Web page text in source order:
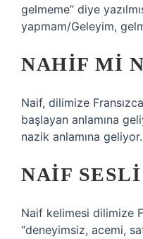
gelmeme” diye
yapmam/Geleyim,
NAHIF MI
Naif, dilimize
başlayan anlamına
nazik anlamına geliyor.
NAIF
Naif kelimesi dilimize
“deneyimsiz, acemi,